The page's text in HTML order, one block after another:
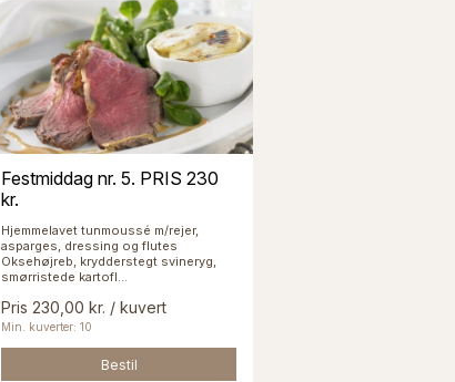
Festmiddag nr. 5. PRIS 230
kr.
Hjemmelavet tunmoussé m/rejer,
asparges, dressing og flutes
Oksehøjreb, krydderstegt svineryg,
smørristede kartofl...
Pris 230,00 kr. / kuvert
Min. kuverter: 10
Bestil